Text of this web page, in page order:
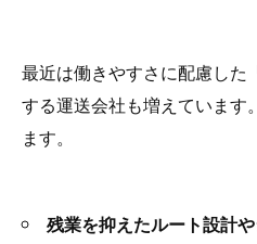
最近は働きやすさに配慮した
する運送会社も増えています
ます。
残業を抑えたルート設計